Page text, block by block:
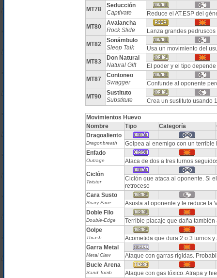
MT78
Seducción
Captivate
Reduce el AT.ESP del
MT80
Avalancha
Rock Slide
Lanza grandes
MT82
Sonámbulo
Sleep Talk
Usa un movimiento del
MT83
Don Natural
Natural Gift
El poder y el tipo
MT87
Contoneo
Swagger
Confunde al oponente
MT90
Sustituto
Substitute
Crea un sustituto usando
Movimientos Huevo
Nombre
Tipo Categoría
Dragoaliento
Dragonbreath
Golpea al enemigo con un terrible
Enfado
Outrage
Ataca de dos a tres turnos
Ciclón
Twister
Ciclón que ataca al oponente. Si
retroceso
Cara Susto
Scary Face
Asusta al oponente y le reduce la
Doble Filo
Double-Edge
Terrible placaje que daña también
Golpe
Thrash
Acometida que dura 2 o 3 turnos
Garra Metal
Metal Claw
Ataque con garras rígidas.
Bucle Arena
Sand Tomb
Ataque con gas tóxico. Atrapa y